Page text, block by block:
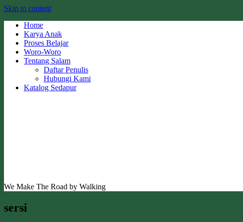
Skip to content
Home
Karya Anak
Proses Belajar
Woro-Woro
Tentang Salam
Daftar Penulis
Hubungi Kami
Katalog Sedapur
We Make The Road by Walking
sersi